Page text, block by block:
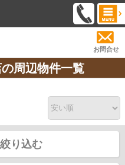
お問合せ
周辺物件一覧
り込む